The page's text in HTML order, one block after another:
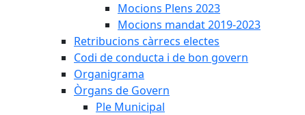
Mocions Plens 2023
Mocions mandat 2019-2023
Retribucions càrrecs electes
Codi de conducta i de bon govern
Organigrama
Òrgans de Govern
Ple Municipal